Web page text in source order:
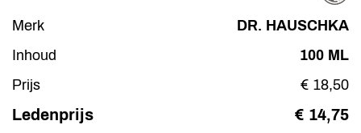
Merk
DR. HAUSCHKA
Inhoud
100 ML
Prijs
€ 18,50
Ledenprijs € 14,75